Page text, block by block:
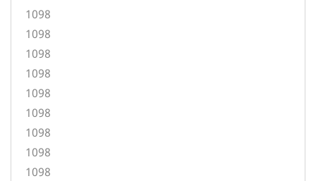
1098
1098
1098
1098
1098
1098
1098
1098
1098